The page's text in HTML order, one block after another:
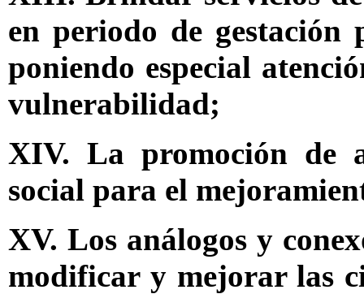
en periodo de gestación
poniendo especial
vulnerabilidad;
XIV. La promoción de
social para el
XV. Los análogos y
modificar y mejorar las